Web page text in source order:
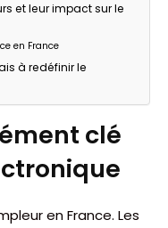
et leur impact sur le
en France
à redéfinir le
clé
en France. Les